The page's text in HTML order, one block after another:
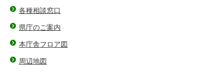
各種相談窓口
県庁のご案内
本庁舎フロア図
周辺地図